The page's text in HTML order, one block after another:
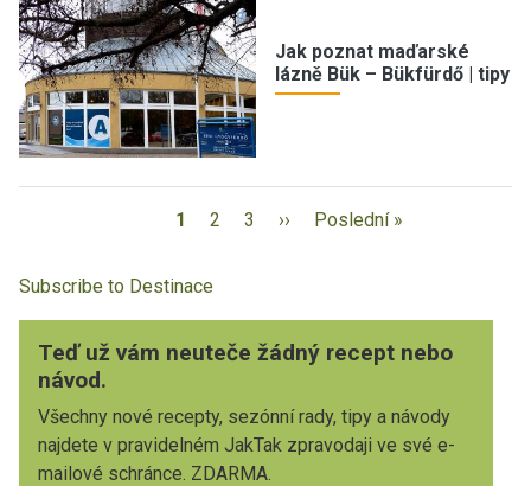
Jak poznat maďarské
lázně Bük – Bükfürdő | tipy
1 2 3 ›› Poslední »
Subscribe to Destinace
Teď už vám neuteče žádný recept nebo
návod.
Všechny nové recepty, sezónní rady, tipy a návody
najdete v pravidelném JakTak zpravodaji ve své e-
mailové schránce. ZDARMA.